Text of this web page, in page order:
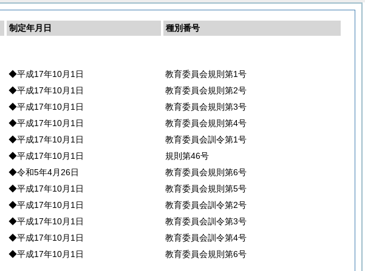
制定年月日
種別番号
◆平成17年10月1日
教育委員会規則第1号
◆平成17年10月1日
教育委員会規則第2号
◆平成17年10月1日
教育委員会規則第3号
◆平成17年10月1日
教育委員会規則第4号
◆平成17年10月1日
教育委員会訓令第1号
◆平成17年10月1日
規則第46号
◆令和5年4月26日
教育委員会規則第6号
◆平成17年10月1日
教育委員会規則第5号
◆平成17年10月1日
教育委員会訓令第2号
◆平成17年10月1日
教育委員会訓令第3号
◆平成17年10月1日
教育委員会訓令第4号
◆平成17年10月1日
教育委員会規則第6号